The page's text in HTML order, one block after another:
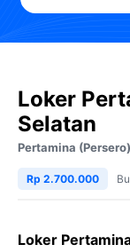
Loker
Selatan
Pertamina (Persero)
Rp 2.700.000
Loker